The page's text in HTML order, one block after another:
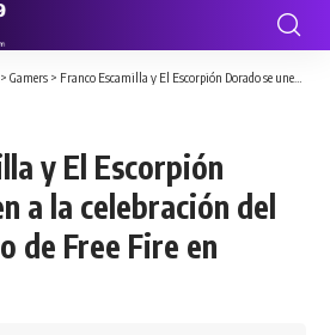
> Gamers > Franco Escamilla y El Escorpión Dorado se unen a la celebración del 3er aniversario de Free Fire en BOOYAH!
y El Escorpión
a la celebración del
de Free Fire en